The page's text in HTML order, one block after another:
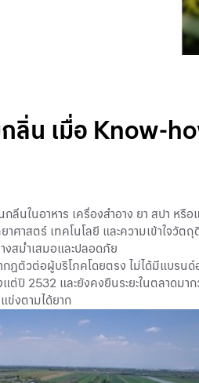
ลิ่น เมื่อ Know-
กลิ่นในอาหาร เครื่องสำอาง ยา สป
ศาสตร์ เทคโนโลยี และความเข้าใจ
งสม่ำเสมอและปลอดภัย
ฏตัวต่อผู้บริโภคโดยตรง ไม่ได้มีแบรน
ปี 2532 และยังคงยืนระยะในตลาดม
ข่งตามได้ยาก